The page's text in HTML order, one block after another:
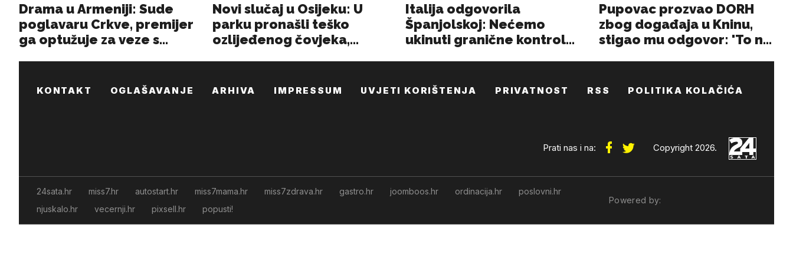
KONTAKT OGLAŠAVANJE ARHIVA IMPRESSUM UVJETI KORIŠTENJA PRIVATNOST RSS POLITIKA KOLAČIĆA
Prati nas i na: Copyright 2026.
24sata.hr miss7.hr autostart.hr miss7mama.hr miss7zdrava.hr gastro.hr joomboos.hr ordinacija.hr
poslovni.hr
njuskalo.hr
vecernji.hr pixsell.hr popusti!
Powered by: